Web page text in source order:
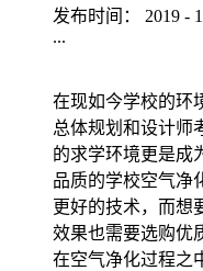
发布时间：
2019 -
...
在现如今学校的环
总体规划和设计师
的求学环境更是成
品质的学校空气净
更好的技术，而想
效果也需要选购优
在空气净化过程之